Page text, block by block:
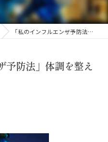
「私のインフルエンザ予防法」体調を整え健康維持に整体矯正
予防法」体調を整え